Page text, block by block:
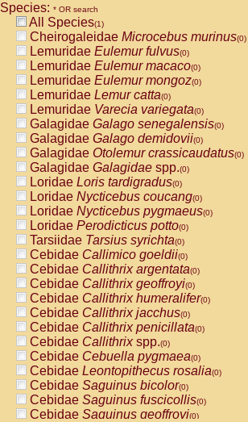
Species: * OR search
All Species(1)
Cheirogaleidae Microcebus murinus(0)
Lemuridae Eulemur fulvus(0)
Lemuridae Eulemur macaco(0)
Lemuridae Eulemur mongoz(0)
Lemuridae Lemur catta(0)
Lemuridae Varecia variegata(0)
Galagidae Galago senegalensis(0)
Galagidae Galago demidovii(0)
Galagidae Otolemur crassicaudatus(0)
Galagidae Galagidae spp.(0)
Loridae Loris tardigradus(0)
Loridae Nycticebus coucang(0)
Loridae Nycticebus pygmaeus(0)
Loridae Perodicticus potto(0)
Tarsiidae Tarsius syrichta(0)
Cebidae Callimico goeldii(0)
Cebidae Callithrix argentata(0)
Cebidae Callithrix geoffroyi(0)
Cebidae Callithrix humeralifer(0)
Cebidae Callithrix jacchus(0)
Cebidae Callithrix penicillata(0)
Cebidae Callithrixspp.(0)
Cebidae Cebuella pygmaea(0)
Cebidae Leontopithecus rosalia(0)
Cebidae Saguinus bicolor(0)
Cebidae Saguinus fuscicollis(0)
Cebidae Saguinus geoffroyi(0)